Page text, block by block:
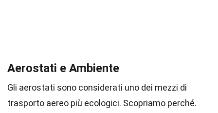
Aerostati e Ambiente
Gli aerostati sono considerati uno dei mezzi di
trasporto aereo più ecologici. Scopriamo perché.